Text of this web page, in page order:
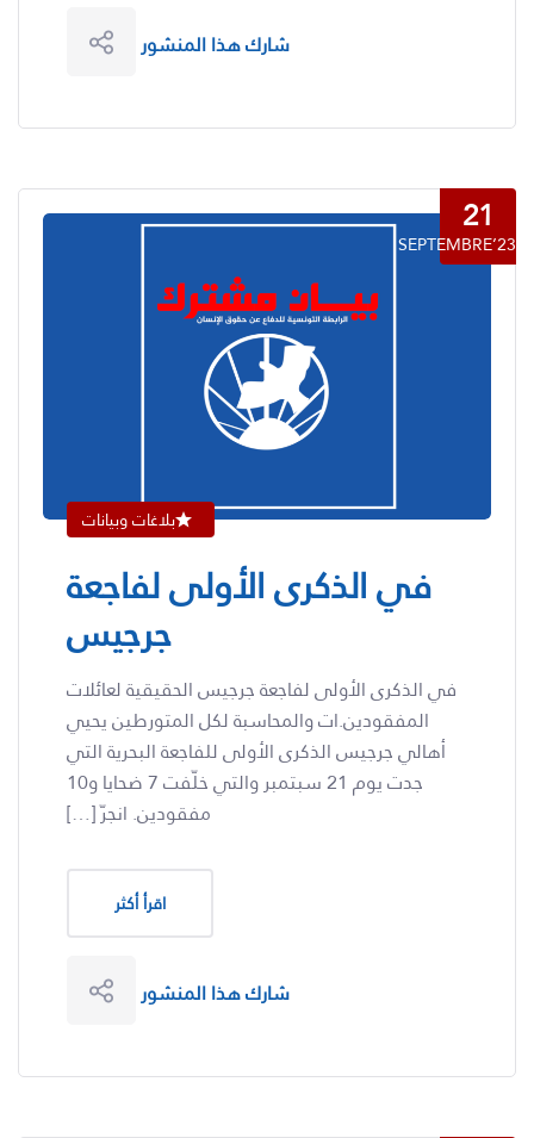
شارك هذا المنشور
21
SEPTEMBRE’23
بلاغات وبيانات
في الذكرى الأولى لفاجعة
جرجيس
في الذكرى الأولى لفاجعة جرجيس الحقيقية لعائلات
المفقودين.ات والمحاسبة لكل المتورطين يحيي
أهالي جرجيس الذكرى الأولى للفاجعة البحرية التي
جدت يوم 21 سبتمبر والتي خلّفت 7 ضحايا و10
مفقودين. انجرّ […]
اقرأ أكثر
شارك هذا المنشور